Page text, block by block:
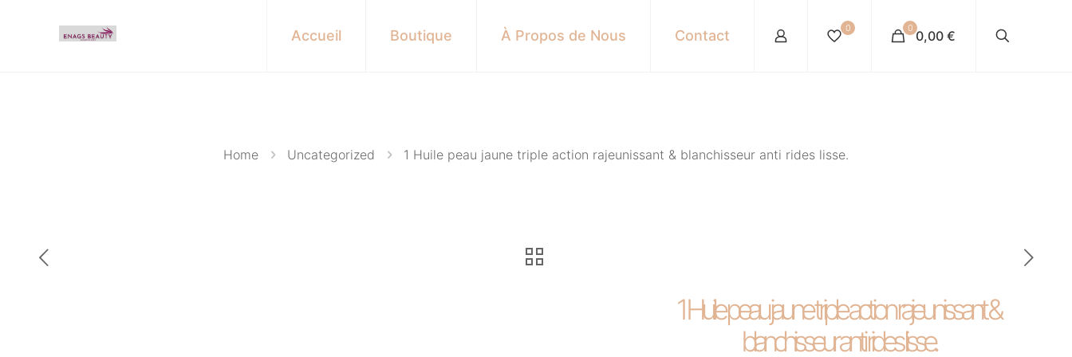
Accueil Boutique À Propos de Nous Contact 0 0 0,00 €
Home Uncategorized 1 Huile peau jaune triple action rajeunissant & blanchisseur anti rides lisse.
1 Huile peau jaune triple action rajeunissant &
blanchisseur anti rides lisse.